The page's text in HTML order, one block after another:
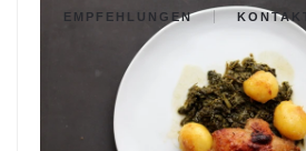
EMPFEHLUNGEN